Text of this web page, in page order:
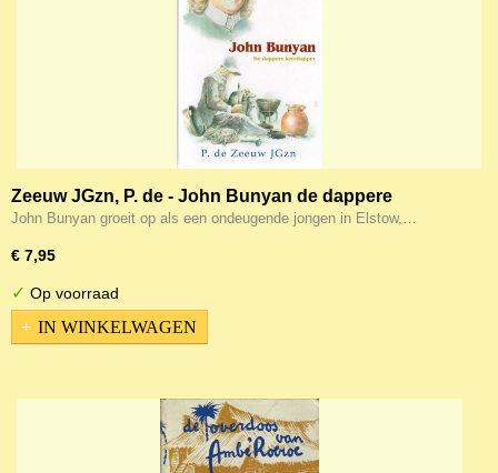
Zeeuw JGzn, P. de - John Bunyan de dappere
ketellapper
John Bunyan groeit op als een ondeugende jongen in Elstow,…
€ 7,95
✓ Op voorraad
IN WINKELWAGEN